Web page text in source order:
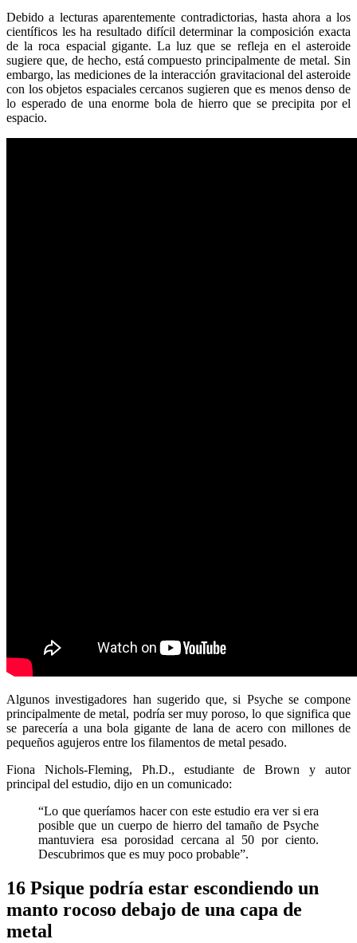
Debido a lecturas aparentemente contradictorias, hasta ahora a los
científicos les ha resultado difícil determinar la composición exacta
de la roca espacial gigante. La luz que se refleja en el asteroide
sugiere que, de hecho, está compuesto principalmente de metal. Sin
embargo, las mediciones de la interacción gravitacional del asteroide
con los objetos espaciales cercanos sugieren que es menos denso de
lo esperado de una enorme bola de hierro que se precipita por el
espacio.
Algunos investigadores han sugerido que, si Psyche se compone
principalmente de metal, podría ser muy poroso, lo que significa que
se parecería a una bola gigante de lana de acero con millones de
pequeños agujeros entre los filamentos de metal pesado.
Fiona Nichols-Fleming, Ph.D., estudiante de Brown y autor
principal del estudio, dijo en un comunicado:
“Lo que queríamos hacer con este estudio era ver si era
posible que un cuerpo de hierro del tamaño de Psyche
mantuviera esa porosidad cercana al 50 por ciento.
Descubrimos que es muy poco probable”.
16 Psique podría estar escondiendo un
manto rocoso debajo de una capa de
metal